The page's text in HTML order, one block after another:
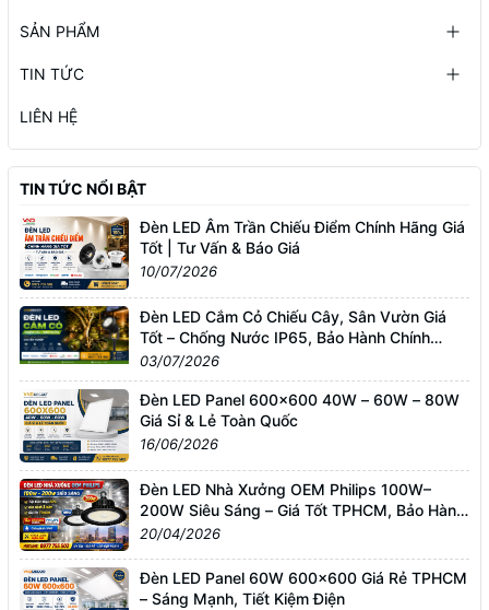
SẢN PHẨM
TIN TỨC
LIÊN HỆ
TIN TỨC NỔI BẬT
Đèn LED Âm Trần Chiếu Điểm Chính Hãng Giá
Tốt | Tư Vấn & Báo Giá
10/07/2026
Đèn LED Cắm Cỏ Chiếu Cây, Sân Vườn Giá
Tốt – Chống Nước IP65, Bảo Hành Chính
Hãng
03/07/2026
Đèn LED Panel 600x600 40W – 60W – 80W
Giá Sỉ & Lẻ Toàn Quốc
16/06/2026
Đèn LED Nhà Xưởng OEM Philips 100W–
200W Siêu Sáng – Giá Tốt TPHCM, Bảo Hành
3 Năm
20/04/2026
Đèn LED Panel 60W 600x600 Giá Rẻ TPHCM
– Sáng Mạnh, Tiết Kiệm Điện